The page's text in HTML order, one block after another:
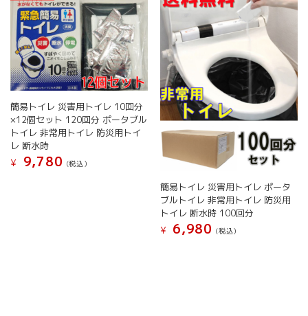
簡易トイレ 災害用トイレ 10回分
×12個セット 120回分 ポータブル
トイレ 非常用トイレ 防災用トイ
レ 断水時
¥
9,780 (税込）
簡易トイレ 災害用トイレ ポータ
ブルトイレ 非常用トイレ 防災用
トイレ 断水時 100回分
¥
6,980 (税込）